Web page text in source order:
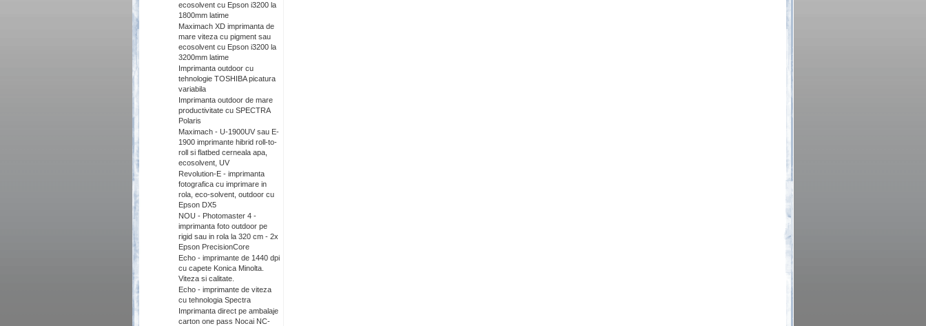
ecosolvent cu Epson i3200 la
1800mm latime
Maximach XD imprimanta de
mare viteza cu pigment sau
ecosolvent cu Epson i3200 la
3200mm latime
Imprimanta outdoor cu
tehnologie TOSHIBA picatura
variabila
Imprimanta outdoor de mare
productivitate cu SPECTRA
Polaris
Maximach - U-1900UV sau E-
1900 imprimante hibrid roll-to-
roll si flatbed cerneala apa,
ecosolvent, UV
Revolution-E - imprimanta
fotografica cu imprimare in
rola, eco-solvent, outdoor cu
Epson DX5
NOU - Photomaster 4 -
imprimanta foto outdoor pe
rigid sau in rola la 320 cm - 2x
Epson PrecisionCore
Echo - imprimante de 1440 dpi
cu capete Konica Minolta.
Viteza si calitate.
Echo - imprimante de viteza
cu tehnologia Spectra
Imprimanta direct pe ambalaje
carton one pass Nocai NC-